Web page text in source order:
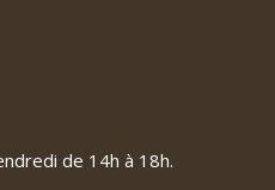
de 14h à 18h.